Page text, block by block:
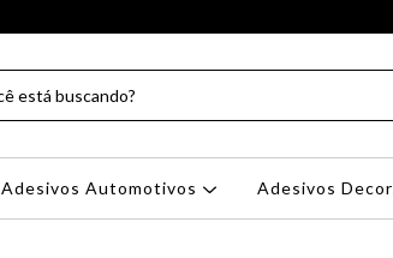
Adesivos Automotivos Adesivos